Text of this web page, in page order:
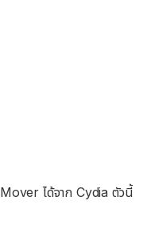
ได้จาก Cydia ตัวนี้